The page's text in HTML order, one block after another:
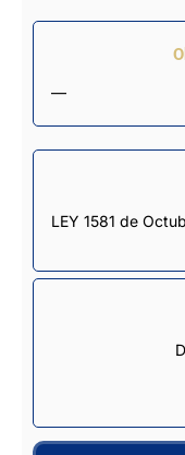
—
LEY 1581 de